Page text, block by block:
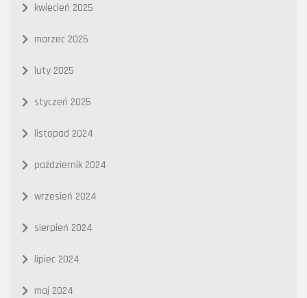
kwiecień 2025
marzec 2025
luty 2025
styczeń 2025
listopad 2024
październik 2024
wrzesień 2024
sierpień 2024
lipiec 2024
maj 2024